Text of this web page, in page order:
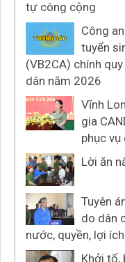
tự công cộng
Công
tuyển
(VB2CA) chính
dân năm 2026
Vĩnh
gia
phục vụ
Lời ăn
Tuyên
do dân
nước, quyền, lợi
Khởi